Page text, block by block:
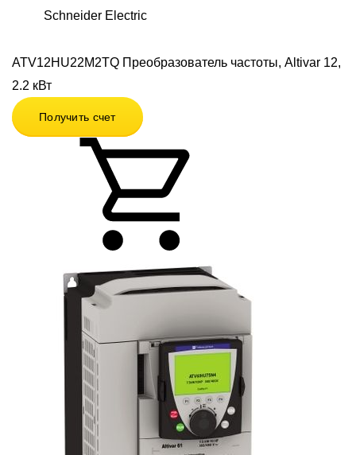
Schneider Electric
ATV12HU22M2TQ Преобразователь частоты, Altivar 12,
2.2 кВт
Получить счет